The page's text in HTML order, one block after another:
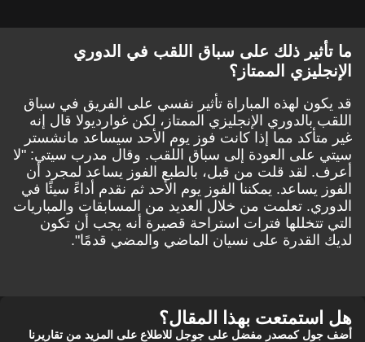
ما تأثير ذلك على سباق اللقب في الدوري
الإنجليزي الممتاز؟
قد يكون لهذه المباراة تأثير نفسي على الفريق في سباق
اللقب بالدوري الإنجليزي الممتاز، لكن غوارديولا قال إنه
غير متأكد مما إذا كانت فوز يوم الأحد سيساعد مانشستر
سيتي على العودة إلى سباق اللقب. وقال مدرب سيتي: "لا
أعرف. لقد قلت من قبل، بالطبع الفوز يساعد لمجرد أن
الفوز يساعد. يمكننا الفوز يوم الأحد ثم نقدم أداءً سيئًا في
الدوري. تعلمت من خلال العديد من المسابقات والمباريات
التي تتخللها فترات استراحة قصيرة أنه يجب أن تكون
لديك القدرة على نسيان الماضي والمضي قدمًا".
هل استمتعت بهذا المقال؟
أضف جول كمصدر مفضل على جوجل للاطلاع على المزيد من تقاريرنا